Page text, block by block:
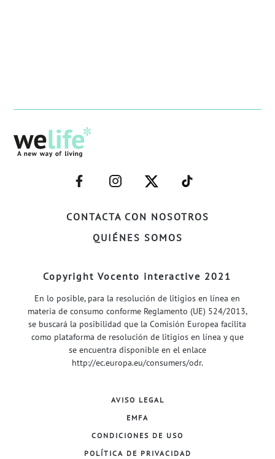
CONTACTA CON NOSOTROS
QUIÉNES SOMOS
–
FACEBOOK–
–
INSTAGRAM–
–
TWITTER–
–
WELIFE–
Copyright Vocento interactive 2021
En lo posible, para la resolución de litigios en línea en
materia de consumo conforme Reglamento (UE) 524/2013,
se buscará la posibilidad que la Comisión Europea facilita
como plataforma de resolución de litigios en línea y que
se encuentra disponible en el enlace
http://ec.europa.eu/consumers/odr.
AVISO LEGAL
EMFA
CONDICIONES DE USO
POLÍTICA DE PRIVACIDAD